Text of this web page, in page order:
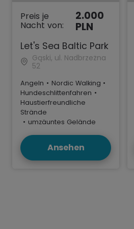
Preis je
Nacht von:
2.000
PLN
Let's Sea Baltic Park
Gąski, ul. Nadbrzeżna
52
Angeln • Nordic Walking •
Hundeschlittenfahren •
Haustierfreundliche
Strände
• umzäuntes Gelände
Ansehen